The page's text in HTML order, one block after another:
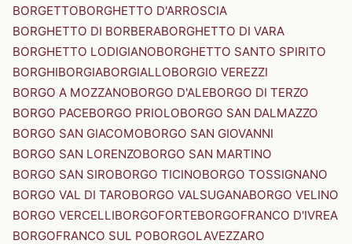
BORGETTOBORGHETTO D'ARROSCIA
BORGHETTO DI BORBERABORGHETTO DI VARA
BORGHETTO LODIGIANOBORGHETTO SANTO SPIRITO
BORGHIBORGIABORGIALLOBORGIO VEREZZI
BORGO A MOZZANOBORGO D'ALEBORGO DI TERZO
BORGO PACEBORGO PRIOLOBORGO SAN DALMAZZO
BORGO SAN GIACOMOBORGO SAN GIOVANNI
BORGO SAN LORENZOBORGO SAN MARTINO
BORGO SAN SIROBORGO TICINOBORGO TOSSIGNANO
BORGO VAL DI TAROBORGO VALSUGANABORGO VELINO
BORGO VERCELLIBORGOFORTEBORGOFRANCO D'IVREA
BORGOFRANCO SUL POBORGOLAVEZZARO